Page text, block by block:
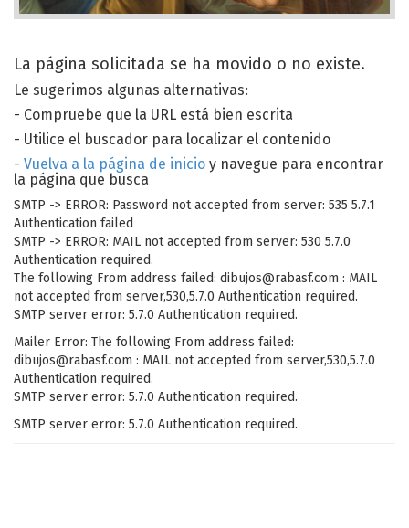
La página solicitada se ha movido o no existe.
Le sugerimos algunas alternativas:
- Compruebe que la URL está bien escrita
- Utilice el buscador para localizar el contenido
- Vuelva a la página de inicio y navegue para encontrar
la página que busca
SMTP -> ERROR: Password not accepted from server: 535 5.7.1
Authentication failed
SMTP -> ERROR: MAIL not accepted from server: 530 5.7.0
Authentication required.
The following From address failed: dibujos@rabasf.com : MAIL
not accepted from server,530,5.7.0 Authentication required.
SMTP server error: 5.7.0 Authentication required.
Mailer Error: The following From address failed:
dibujos@rabasf.com : MAIL not accepted from server,530,5.7.0
Authentication required.
SMTP server error: 5.7.0 Authentication required.
SMTP server error: 5.7.0 Authentication required.